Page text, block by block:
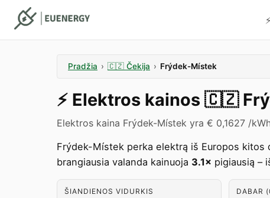
Pradžia › 🇨🇿 Čekija › Frýdek-Místek
⚡️ Elektros kainos 🇨🇿
Elektros kaina Frýdek-Místek yra € 0,1627 /
Frýdek-Místek perka elektrą iš Europos kitos
brangiausia valanda kainuoja 3.1× pigiausią –
ŠIANDIENOS VIDURKIS DABAR